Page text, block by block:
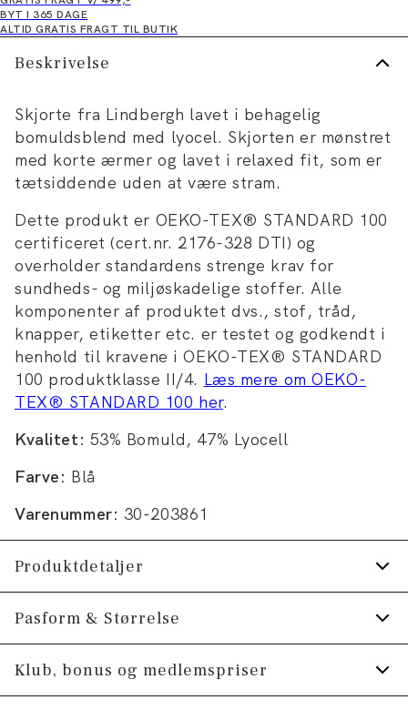
BYT I 365 DAGE
ALTID GRATIS FRAGT TIL BUTIK
Beskrivelse
Skjorte fra Lindbergh lavet i behagelig
bomuldsblend med lyocel. Skjorten er mønstret
med korte ærmer og lavet i relaxed fit, som er
tætsiddende uden at være stram.
Dette produkt er OEKO-TEX® STANDARD 100
certificeret (cert.nr. 2176-328 DTI) og
overholder standardens strenge krav for
sundheds- og miljøskadelige stoffer. Alle
komponenter af produktet dvs., stof, tråd,
knapper, etiketter etc. er testet og godkendt i
henhold til kravene i OEKO-TEX® STANDARD
100 produktklasse II/4. Læs mere om OEKO-
TEX® STANDARD 100 her.
Kvalitet: 53% Bomuld, 47% Lyocell
Farve: Blå
Varenummer: 30-203861
Produktdetaljer
Certificeret med OEKO-TEX® STANDARD
100.
Logomærke nederst på venstre side.
Fremstillet i behagelig bomuldsblend.
Pasform & Størrelse
Fit:Relaxed fit
Klub, bonus og medlemspriser